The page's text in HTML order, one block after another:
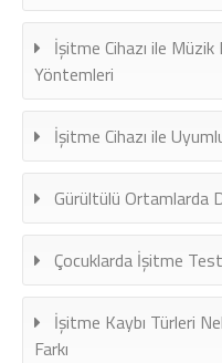
İşitme Cihazı ile
Yöntemleri
İşitme Cihazı ile
Gürültülü Ortamlarda
Çocuklarda İşitme
İşitme Kaybı Türleri
Farkı